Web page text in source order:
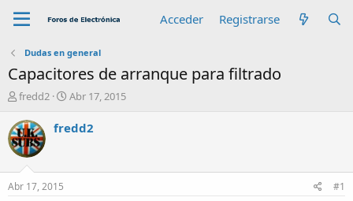
Acceder Registrarse
Dudas en general
Capacitores de arranque para filtrado
A
t
o
r
fredd2
F
c
Abr 17, 2015
fredd2
Abr 17, 2015 #1